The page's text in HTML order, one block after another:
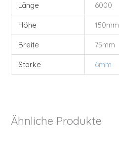
Länge 6000
Höhe 150mm
Breite 75mm
Stärke 6mm
Ähnliche Produkte